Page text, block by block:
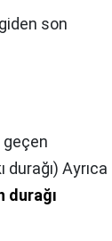
son
geçen
Ayrıca
durağı